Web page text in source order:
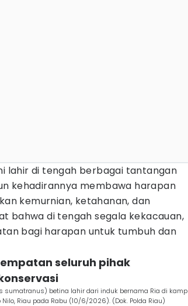
lahir di tengah berbagai tantangan
kehadirannya membawa harapan
kemurnian, ketahanan, dan
bahwa di tengah segala kekacauan,
bagi harapan untuk tumbuh dan
seluruh pihak
sumatranus) betina lahir dari induk bernama Ria di kamp
Riau pada Rabu (10/6/2026). (Dok. Polda Riau)